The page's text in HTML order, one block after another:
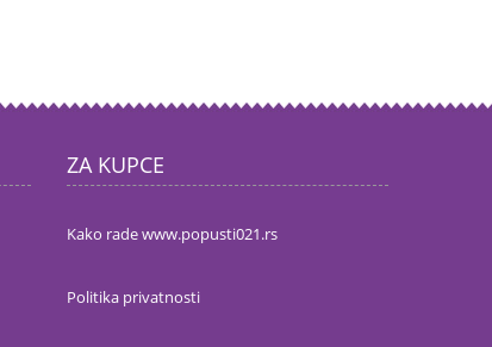
ZA KUPCE
Kako rade www.popusti021.rs
Politika privatnosti